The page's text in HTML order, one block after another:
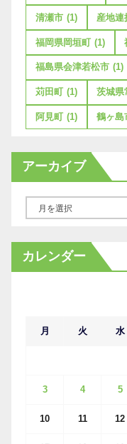
清瀬市 (1) 産地連
福岡県岡垣町 (1)
福島県会津若松市 (1)
苅田町 (1) 茨城県
阿見町 (1) 鶴ヶ島
アーカイブ
カ
イ
カレンダー
月 火 水
3 4 5
10 11 12